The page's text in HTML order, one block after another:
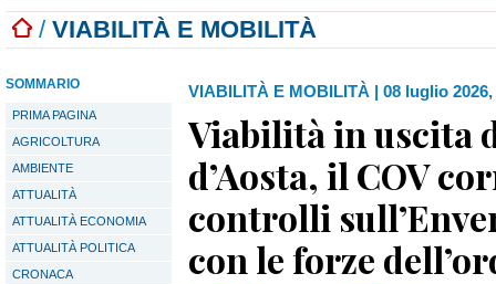
/ VIABILITÀ E MOBILITÀ
SOMMARIO
PRIMA PAGINA
AGRICOLTURA
AMBIENTE
ATTUALITÀ
ATTUALITÀ ECONOMIA
ATTUALITÀ POLITICA
CRONACA
VIABILITÀ E MOBILITÀ | 08 luglio 2026,
Viabilità in uscita
d’Aosta, il COV
controlli
con le forze